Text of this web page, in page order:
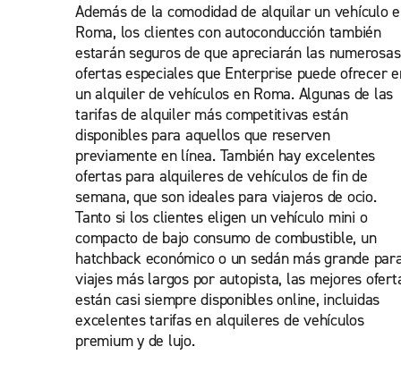
Además de la comodidad de alquilar un vehículo
Roma, los clientes con autoconducción también
estarán seguros de que apreciarán las numerosas
ofertas especiales que Enterprise puede ofrecer
un alquiler de vehículos en Roma. Algunas de las
tarifas de alquiler más competitivas están
disponibles para aquellos que reserven
previamente en línea. También hay excelentes
ofertas para alquileres de vehículos de fin de
semana, que son ideales para viajeros de ocio.
Tanto si los clientes eligen un vehículo mini o
compacto de bajo consumo de combustible, un
hatchback económico o un sedán más grande
viajes más largos por autopista, las mejores
están casi siempre disponibles online, incluidas
excelentes tarifas en alquileres de vehículos
premium y de lujo.